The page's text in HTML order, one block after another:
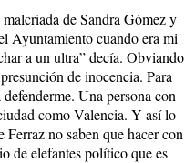
de Sandra Gómez y
Ayuntamiento cuando era mi
a un ultra” decía. Obviando
de inocencia. Para
Una persona con
como Valencia. Y así lo
no saben que hacer con
de elefantes político que es